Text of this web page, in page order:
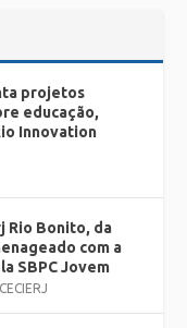
projetos
educação,
Innovation
Rio Bonito, da
com a
SBPC Jovem